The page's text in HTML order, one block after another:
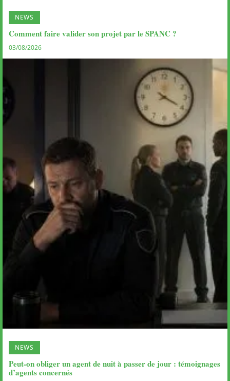
NEWS
Comment faire valider son projet par le SPANC ?
03/08/2026
NEWS
Peut-on obliger un agent de nuit à passer de jour : témoignages
d’agents concernés